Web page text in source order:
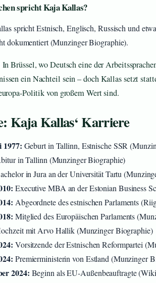
spricht Kaja Kallas?
spricht Estnisch, Englisch, Russisch und
dokumentiert (Munzinger Biographie).
Brüssel, wo Deutsch eine der
ein Nachteil sein – doch Kallas setzt
Politik von großem Wert sind.
Kaja Kallas‘ Karriere
1977: Geburt in Tallinn, Estnische SSR
in Tallinn (Munzinger Biographie)
in Jura an der Universität Tartu
Executive MBA an der Estonian Business
Abgeordnete des estnischen Parlaments
Mitglied des Europäischen Parlaments
mit Arvo Hallik (Munzinger Biographie)
Vorsitzende der Estnischen Reformpartei
Premierministerin von Estland (Munzinger
2024: Beginn als EU-Außenbeauftragte